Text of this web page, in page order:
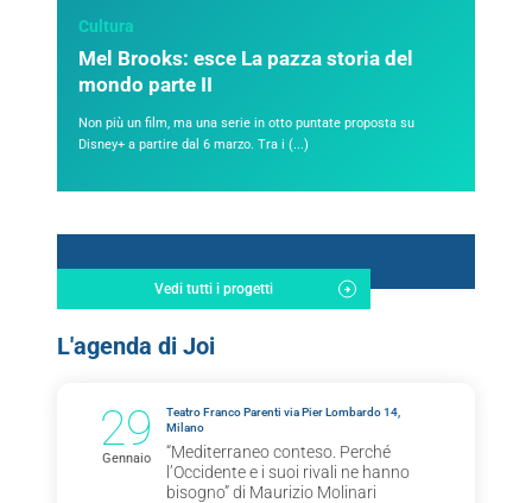
Cultura
Mel Brooks: esce La pazza storia del
mondo parte II
Non più un film, ma una serie in otto puntate proposta su
Disney+ a partire dal 6 marzo. Tra i (...)
Vedi tutti i progetti
L'agenda di Joi
29
Gennaio
Teatro Franco Parenti via Pier Lombardo 14,
Milano
“Mediterraneo conteso. Perché
l’Occidente e i suoi rivali ne hanno
bisogno” di Maurizio Molinari